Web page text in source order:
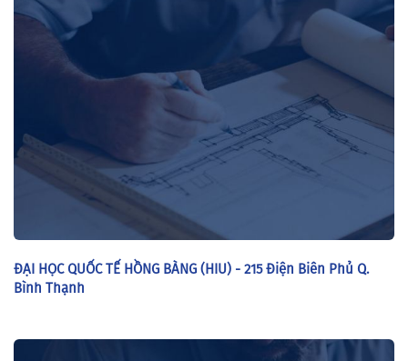
ĐẠI HỌC QUỐC TẾ HỒNG BÀNG (HIU) - 215 Điện Biên Phủ Q.
Bình Thạnh